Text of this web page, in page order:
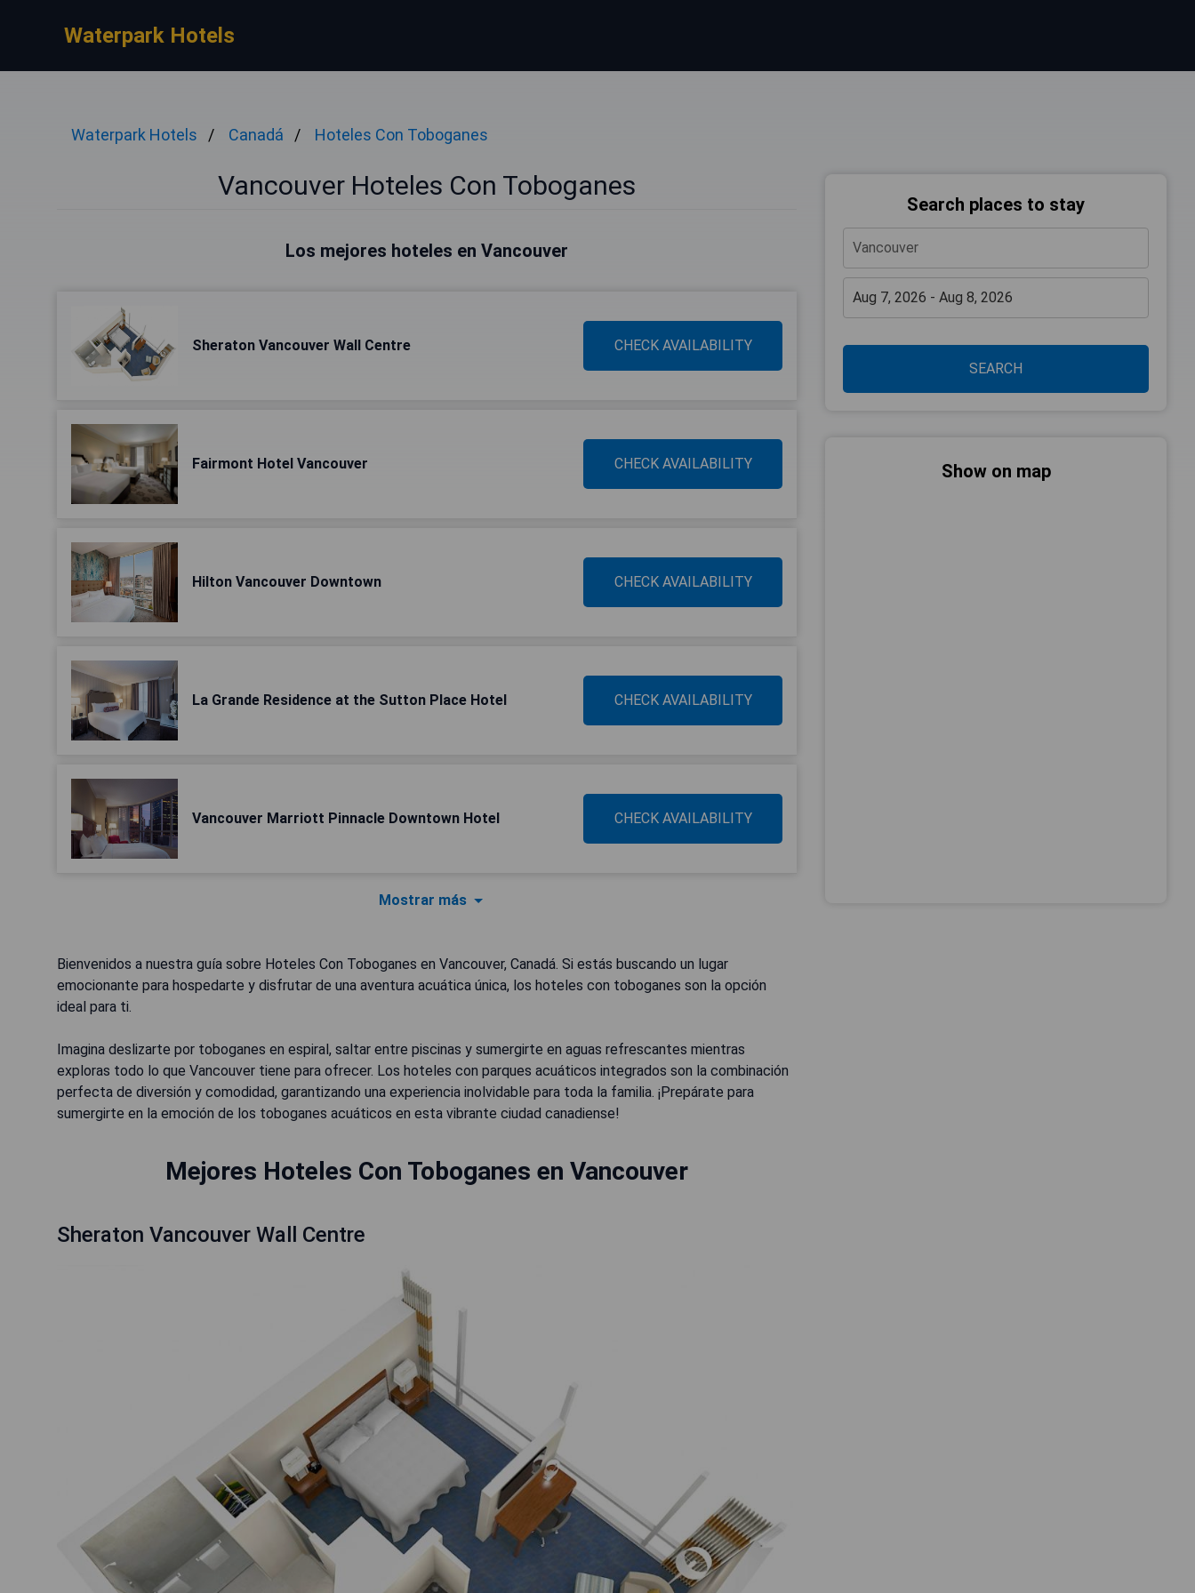
Waterpark Hotels
Waterpark Hotels Canadá Hoteles Con Toboganes
Vancouver Hoteles Con Toboganes
Los mejores hoteles en Vancouver
Sheraton Vancouver Wall Centre CHECK AVAILABILITY
Fairmont Hotel Vancouver CHECK AVAILABILITY
Hilton Vancouver Downtown CHECK AVAILABILITY
La Grande Residence at the Sutton Place Hotel CHECK AVAILABILITY
Vancouver Marriott Pinnacle Downtown Hotel CHECK AVAILABILITY
Mostrar más
Bienvenidos a nuestra guía sobre Hoteles Con Toboganes en Vancouver, Canadá. Si estás buscando un lugar
emocionante para hospedarte y disfrutar de una aventura acuática única, los hoteles con toboganes son la opción
ideal para ti.
Imagina deslizarte por toboganes en espiral, saltar entre piscinas y sumergirte en aguas refrescantes mientras
exploras todo lo que Vancouver tiene para ofrecer. Los hoteles con parques acuáticos integrados son la combinación
perfecta de diversión y comodidad, garantizando una experiencia inolvidable para toda la familia. ¡Prepárate para
sumergirte en la emoción de los toboganes acuáticos en esta vibrante ciudad canadiense!
Mejores Hoteles Con Toboganes en Vancouver
Sheraton Vancouver Wall Centre
Search places to stay
SEARCH
Show on map